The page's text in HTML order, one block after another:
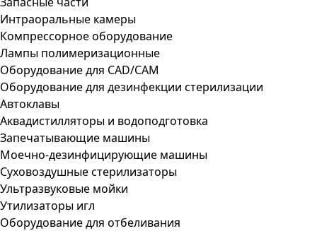
Интраоральные камеры
Компрессорное оборудование
Лампы полимеризационные
Оборудование для CAD/CAM
Оборудование для дезинфекции стерилизации
Автоклавы
Аквадистилляторы и водоподготовка
Запечатывающие машины
Моечно-дезинфицирующие машины
Суховоздушные стерилизаторы
Ультразвуковые мойки
Утилизаторы игл
Оборудование для отбеливания